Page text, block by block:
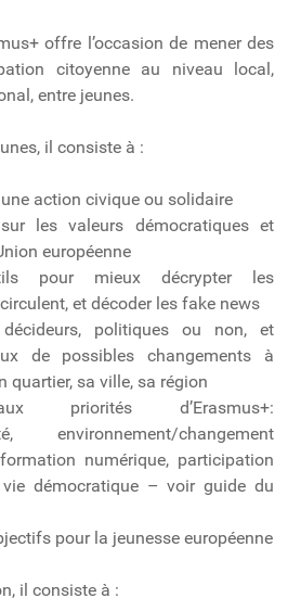
offre l’occasion de mener des
citoyenne au niveau local,
entre jeunes.
il consiste à :
action civique ou solidaire
les valeurs démocratiques et
européenne
pour mieux décrypter les
et décoder les fake news
décideurs, politiques ou non, et
de possibles changements à
quartier, sa ville, sa région
priorités d’Erasmus+:
environnement/changement
numérique, participation
démocratique – voir guide du
pour la jeunesse européenne
il consiste à :